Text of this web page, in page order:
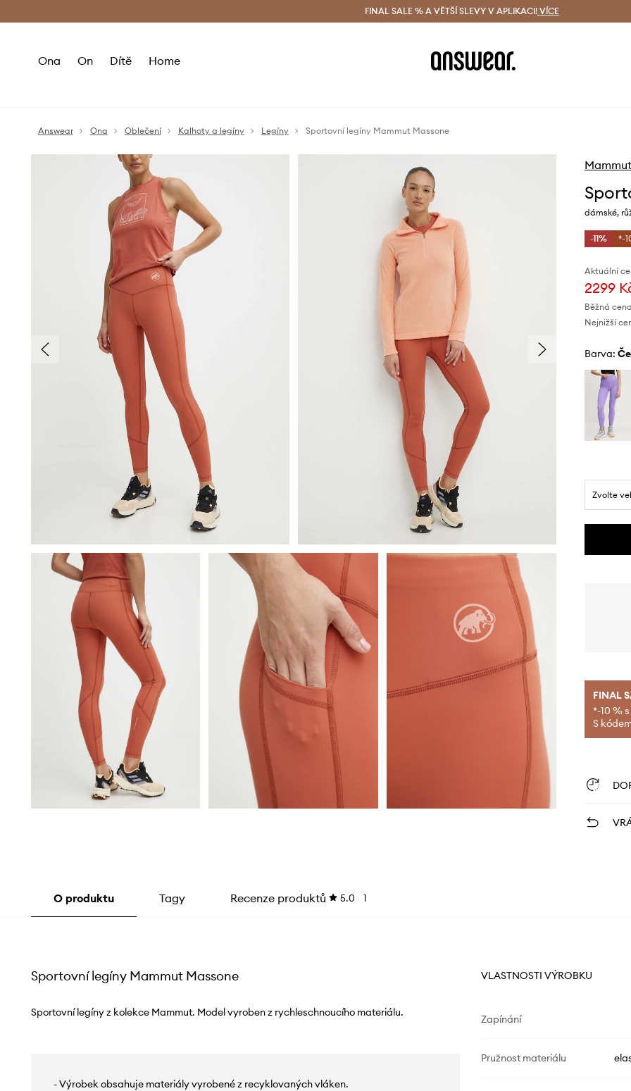
Doručení a vrácení zdarma (od 1800 Kč) Doručení i do 24 h
FINAL SALE % A VĚTŠÍ SLEVY V APLIKACI! VÍCE
Ona On Dítě Home
Answear Ona Oblečení Kalhoty a legíny Legíny Sportovní legíny Mammut Massone
Mammut
dámské,
-11% *-
Aktuální
2299
Běžná
Nejnižší
Barva:
Zvolte
FINAL
*-10 %
S
O produktu Tagy Recenze produktů 5.0 1
Sportovní legíny Mammut Massone
Sportovní legíny z kolekce Mammut. Model vyroben z rychleschnoucího materiálu.
- Výrobek obsahuje materiály vyrobené z recyklovaných vláken.
VLASTNOSTI VÝROBKU
Zapínání
Pružnost materiálu